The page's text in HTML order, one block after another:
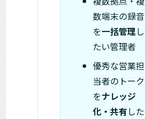
数端末の録音
を一括管理 し
たい管理者
優秀な営業担
当者のトーク
をナレッジ
化・共有 した